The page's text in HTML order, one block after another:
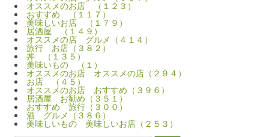
オススメのお店 （１２３）
おすすめ （１１７）
美味しいお店 （１７９）
居酒屋 （１４９）
オススメの店 グルメ（４１４）
旅行 お店（３８２）
丼 （１３５）
美味いもの （１）
オススメのお店 オススメの店（２９４）
お店 （４５）
オススメのお店 おすすめ（３９６）
居酒屋 お勧め（３５１）
おすすめ 旅行（３００）
酒 グルメ（３８６）
美味しいもの 美味しいお店（２５３）